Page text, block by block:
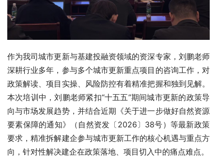
作为我司城市更新与基建投融资领域的资深专家，刘鹏老师
深耕行业多年，参与多个城市更新重点项目的咨询工作，对
政策解读、项目实操、风险防控有着精准把握和独到见解。
本次培训中，刘鹏老师紧扣“十五五”期间城市更新的政策导
向与市场发展趋势，并结合近期《关于进一步做好自然资源
要素保障的通知》（自然资发〔2026〕38号）等最新政策
要求，精准拆解建企参与城市更新工作的核心机遇与重点方
向，针对性解决建企在政策落地、项目切入中的痛点难点。